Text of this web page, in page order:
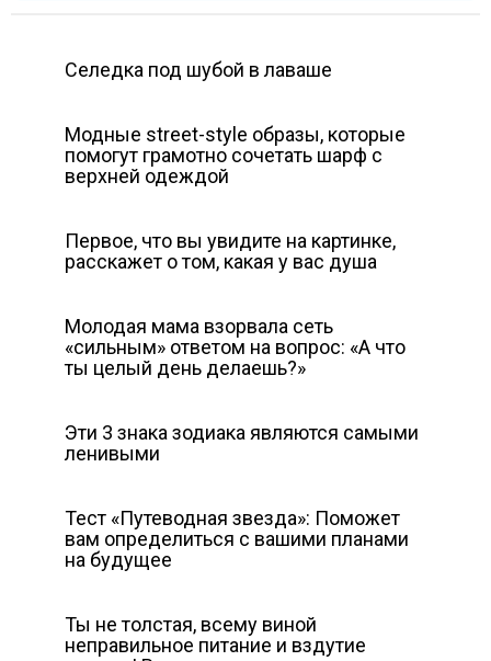
Селедка под шубой в лаваше
Модные street-style образы, которые
помогут грамотно сочетать шарф с
верхней одеждой
Первое, что вы увидите на картинке,
расскажет о том, какая у вас душа
Молодая мама взорвала сеть
«сильным» ответом на вопрос: «А что
ты целый день делаешь?»
Эти 3 знака зодиака являются самыми
ленивыми
Тест «Путеводная звезда»: Поможет
вам определиться с вашими планами
на будущее
Ты не толстая, всему виной
неправильное питание и вздутие